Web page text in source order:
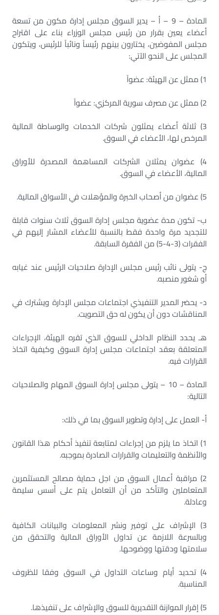
المادة – 9 – أ – يدير السوق مجلس إدارة مكون من تسعة
أعضاء يعين بقرار من رئيس مجلس الوزراء بناء على اقتراح
مجلس المفوضين، يختارون بينهم رئيساً ونائباً للرئيس، ويتكون
المجلس على النحو الآتي:
1) ممثل عن الهيئة: عضواً
2) ممثل عن مصرف سورية المركزي: عضواً
3) ثلاثة أعضاء يمثلون شركات الخدمات والوساطة المالية
المرخص لها، الأعضاء في السوق.
4) عضوان يمثلان الشركات المساهمة المصدرة للأوراق
المالية، الأعضاء في السوق.
5) عضوان من أصحاب الخبرة والمؤهلات في الأسواق المالية.
ب- تكون مدة عضوية مجلس إدارة السوق ثلاث سنوات قابلة
للتجديد مرة واحدة فقط بالنسبة للأعضاء المشار إليهم في
الفقرات (3-4-5) من الفقرة السابقة.
ج- يتولى نائب رئيس مجلس الإدارة صلاحيات الرئيس عند غيابه
أو شغور منصبه.
د- يحضر المدير التنفيذي اجتماعات مجلس الإدارة ويشترك في
المناقشات دون أن يكون له حق التصويت.
هـ يحدد النظام الداخلي للسوق الذي تقره الهيئة، الإجراءات
المتعلقة بعقد اجتماعات مجلس إدارة السوق وكيفية اتخاذ
القرارات فيه.
المادة – 10 – يتولى مجلس إدارة السوق المهام والصلاحيات
التالية:
أ- العمل على إدارة وتطوير السوق بما في ذلك:
1) اتخاذ ما يلزم من إجراءات لمتابعة تنفيذ أحكام هذا القانون
والأنظمة والتعليمات والقرارات الصادرة بموجبه.
2) مراقبة أعمال السوق من اجل حماية مصالح المستثمرين
المتعاملين والتأكد من أن التعامل يتم على أسس سليمة
وعادلة.
3) الإشراف على توفير ونشر المعلومات والبيانات الكافية
وبالسرعة اللازمة عن تداول الأوراق المالية والتحقق من
سلامتها ودقتها ووضوحها.
4) تحديد أيام وساعات التداول في السوق وفقا للظروف
المناسبة.
5) إقرار الموازنة التقديرية للسوق والإشراف على تنفيذها.